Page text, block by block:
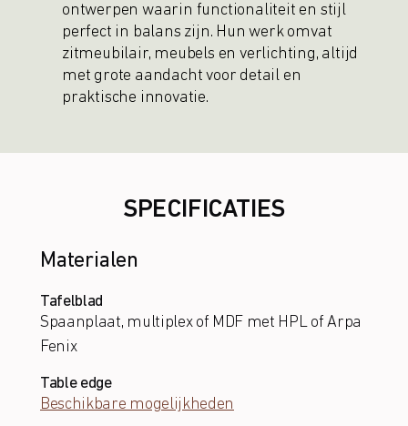
ontwerpen waarin functionaliteit en stijl
perfect in balans zijn. Hun werk omvat
zitmeubilair, meubels en verlichting, altijd
met grote aandacht voor detail en
praktische innovatie.
SPECIFICATIES
Materialen
Tafelblad
Spaanplaat, multiplex of MDF met HPL of Arpa
Fenix
Table edge
Beschikbare mogelijkheden